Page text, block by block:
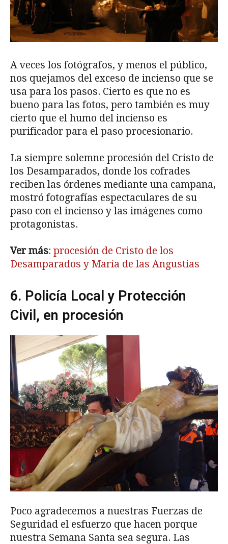
A veces los fotógrafos, y menos el público,
nos quejamos del exceso de incienso que se
usa para los pasos. Cierto es que no es
bueno para las fotos, pero también es muy
cierto que el humo del incienso es
purificador para el paso procesionario.
La siempre solemne procesión del Cristo de
los Desamparados, donde los cofrades
reciben las órdenes mediante una campana,
mostró fotografías espectaculares de su
paso con el incienso y las imágenes como
protagonistas.
Ver más: procesión de Cristo de los
Desamparados y María de las Angustias
6. Policía Local y Protección
Civil, en procesión
Poco agradecemos a nuestras Fuerzas de
Seguridad el esfuerzo que hacen porque
nuestra Semana Santa sea segura. Las